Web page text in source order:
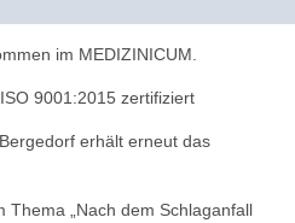
im MEDIZINICUM.
9001:2015 zertifiziert
erhält erneut das
„Nach dem Schlaganfall